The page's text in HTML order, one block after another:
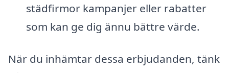
städfirmor kampanjer eller rabatter
som kan ge dig ännu bättre värde.
När du inhämtar dessa erbjudanden, tänk